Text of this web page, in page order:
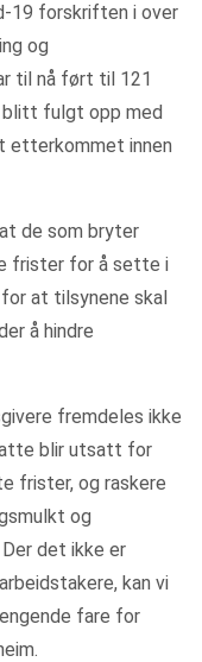
19 forskriften i over
og
til nå ført til 121
blitt fulgt opp med
etterkommet innen
de som bryter
frister for å sette i
at tilsynene skal
å hindre
fremdeles ikke
blir utsatt for
frister, og raskere
og
det ikke er
kan vi
fare for